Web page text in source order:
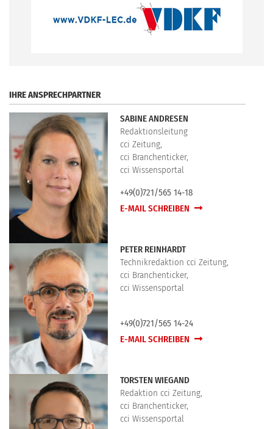
IHRE ANSPRECHPARTNER
SABINE ANDRESEN
Redaktionsleitung
cci Zeitung,
cci Branchenticker,
cci Wissensportal
+49(0)721/565 14-18
E-MAIL SCHREIBEN
PETER REINHARDT
Technikredaktion cci Zeitung,
cci Branchenticker,
cci Wissensportal
+49(0)721/565 14-24
E-MAIL SCHREIBEN
TORSTEN WIEGAND
Redaktion cci Zeitung,
cci Branchenticker,
cci Wissensportal